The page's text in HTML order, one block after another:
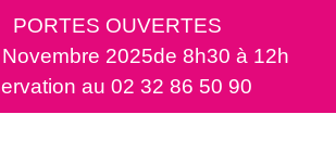
PORTES OUVERTES
2025de 8h30 à 12h
au 02 32 86 50 90